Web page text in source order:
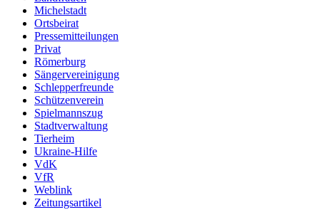
Michelstadt
Ortsbeirat
Pressemitteilungen
Privat
Römerburg
Sängervereinigung
Schlepperfreunde
Schützenverein
Spielmannszug
Stadtverwaltung
Tierheim
Ukraine-Hilfe
VdK
VfR
Weblink
Zeitungsartikel